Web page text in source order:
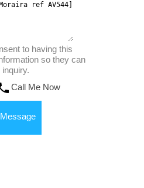
to having this
so they can
Call Me Now